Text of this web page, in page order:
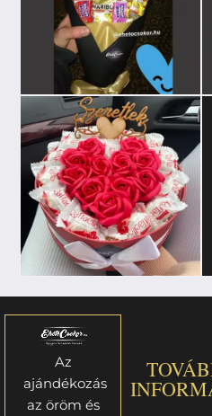
Az
ajándékozás
az öröm és